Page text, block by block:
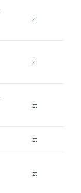
zt
zt
zt
zt
zt